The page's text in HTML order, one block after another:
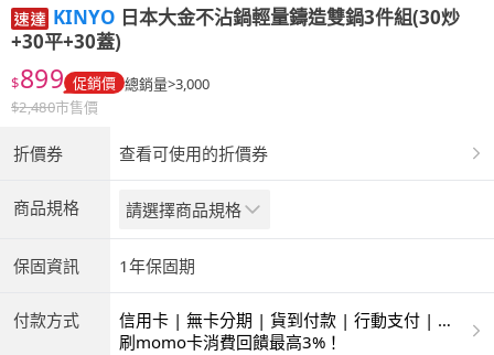
KINYO 日本大金不沾鍋輕量鑄造雙鍋3件組(30炒
+30平+30蓋)
$899 促銷價 總銷量>3,000
$2,480市售價
折價券 查看可使用的折價券
商品規格 請選擇商品規格
保固資訊 1年保固期
付款方式
信用卡 | 無卡分期 | 貨到付款 | 行動支付 | 超
商付款 | ATM | 銀聯卡
刷momo卡消費回饋最高3%！